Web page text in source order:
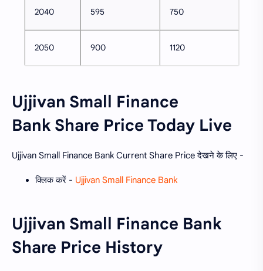
2040 595 750
2050 900 1120
Ujjivan Small Finance
Bank Share Price Today Live
Ujjivan Small Finance Bank Current Share Price देखने के लिए -
क्लिक करें - Ujjivan Small Finance Bank
Ujjivan Small Finance Bank
Share Price History